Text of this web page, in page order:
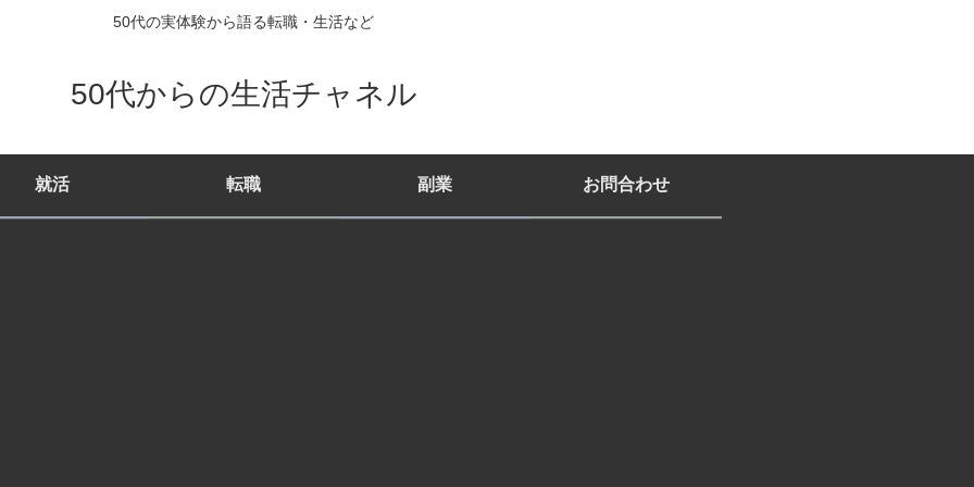
50代の実体験から語る転職・生活など
50代からの生活チャネル
就活 転職 副業 お問合わせ